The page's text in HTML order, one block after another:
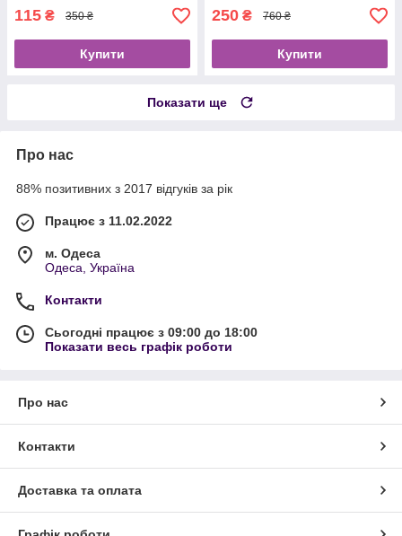
115 ₴ 350 ₴
Купити
250 ₴ 760 ₴
Купити
Показати ще
Про нас
88% позитивних з 2017 відгуків за рік
Працює з 11.02.2022
м. Одеса
Одеса, Україна
Контакти
Сьогодні працює з 09:00 до 18:00
Показати весь графік роботи
Про нас
Контакти
Доставка та оплата